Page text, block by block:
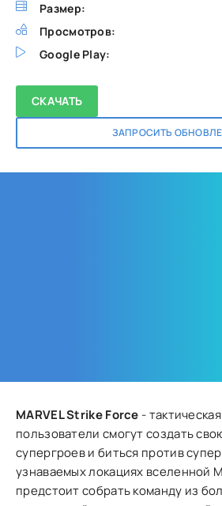
Размер:
Просмотров:
Google Play:
СКАЧАТЬ
ЗАПРОСИТЬ
MARVEL Strike Force -
пользователи смогут создать
супергроев и биться против
узнаваемых локациях вселенной
предстоит собрать команду из